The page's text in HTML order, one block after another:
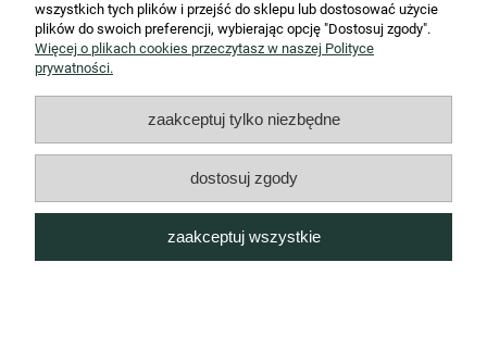
wyślij
STREFA KLIENTA
Współpraca B2B
INFORMACJE
wszystkich tych plików i przejść do sklepu lub dostosować użycie
plików do swoich preferencji, wybierając opcję "Dostosuj zgody".
Więcej o plikach cookies przeczytasz w naszej Polityce
prywatności.
zaakceptuj tylko niezbędne
dostosuj zgody
zaakceptuj wszystkie